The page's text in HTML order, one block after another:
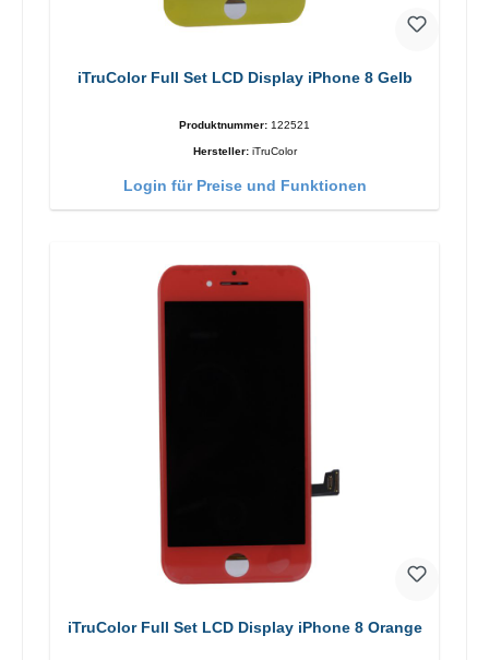
iTruColor Full Set LCD Display iPhone 8 Gelb
Produktnummer: 122521
Hersteller: iTruColor
Login für Preise und Funktionen
iTruColor Full Set LCD Display iPhone 8 Orange